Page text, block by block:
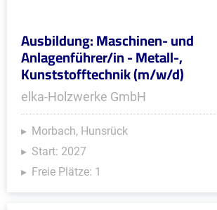
Ausbildung: Maschinen- und
Anlagenführer/in - Metall-,
Kunststofftechnik (m/w/d)
elka-Holzwerke GmbH
Morbach, Hunsrück
Start: 2027
Freie Plätze: 1